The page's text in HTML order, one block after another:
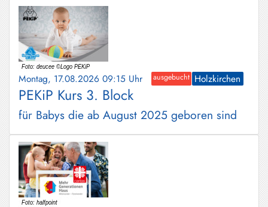
Montag, 17.08.2026 09:15 Uhr ausgebucht Holzkirchen
PEKiP Kurs 3. Block
für Babys die ab August 2025 geboren sind